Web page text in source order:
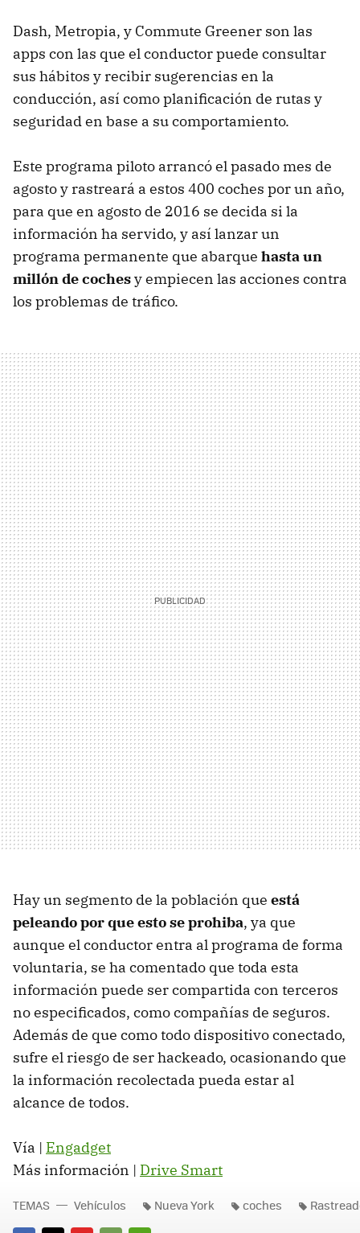
Dash, Metropia, y Commute Greener son las
apps con las que el conductor puede consultar
sus hábitos y recibir sugerencias en la
conducción, así como planificación de rutas y
seguridad en base a su comportamiento.
Este programa piloto arrancó el pasado mes de
agosto y rastreará a estos 400 coches por un año,
para que en agosto de 2016 se decida si la
información ha servido, y así lanzar un
programa permanente que abarque hasta un
millón de cochesy empiecen las acciones contra
los problemas de tráfico.
Hay un segmento de la población que está
peleando por que esto se prohiba, ya que
aunque el conductor entra al programa de forma
voluntaria, se ha comentado que toda esta
información puede ser compartida con terceros
no especificados, como compañías de seguros.
Además de que como todo dispositivo conectado,
sufre el riesgo de ser hackeado, ocasionando que
la información recolectada pueda estar al
alcance de todos.
Vía | Engadget
Más información | Drive Smart
TEMAS Vehículos Nueva York coches